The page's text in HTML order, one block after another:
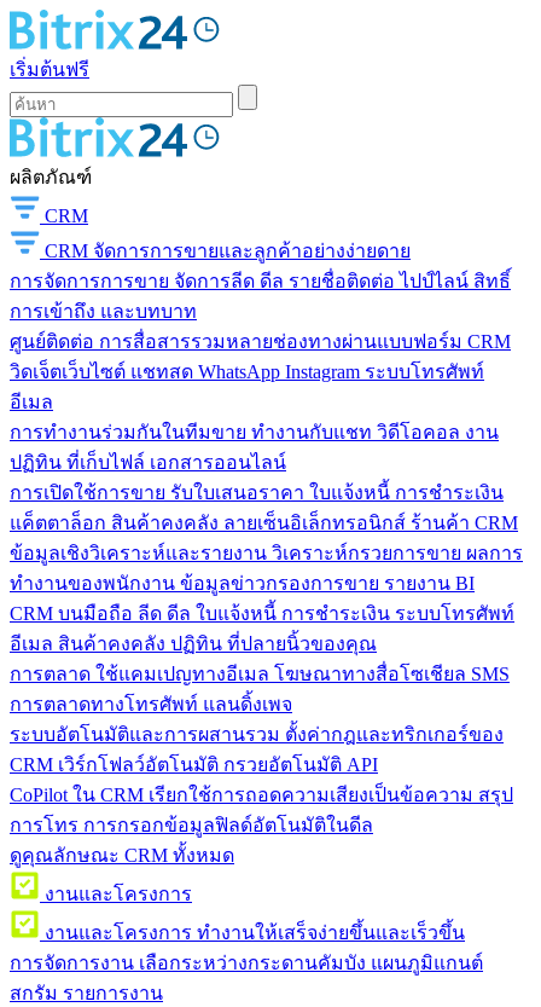
เริ่มต้นฟรี
ผลิตภัณฑ์
CRM
CRM จัดการการขายและลูกค้าอย่างง่ายดาย
การจัดการการขาย จัดการลีด ดีล รายชื่อติดต่อ ไปป์ไลน์ สิทธิ์
การเข้าถึง และบทบาท
ศูนย์ติดต่อ การสื่อสารรวมหลายช่องทางผ่านแบบฟอร์ม CRM
วิดเจ็ตเว็บไซต์ แชทสด WhatsApp Instagram ระบบโทรศัพท์
อีเมล
การทำงานร่วมกันในทีมขาย ทำงานกับแชท วิดีโอคอล งาน
ปฏิทิน ที่เก็บไฟล์ เอกสารออนไลน์
การเปิดใช้การขาย รับใบเสนอราคา ใบแจ้งหนี้ การชำระเงิน
แค็ตตาล็อก สินค้าคงคลัง ลายเซ็นอิเล็กทรอนิกส์ ร้านค้า CRM
ข้อมูลเชิงวิเคราะห์และรายงาน วิเคราะห์กรวยการขาย ผลการ
ทำงานของพนักงาน ข้อมูลข่าวกรองการขาย รายงาน BI
CRM บนมือถือ ลีด ดีล ใบแจ้งหนี้ การชำระเงิน ระบบโทรศัพท์
อีเมล สินค้าคงคลัง ปฏิทิน ที่ปลายนิ้วของคุณ
การตลาด ใช้แคมเปญทางอีเมล โฆษณาทางสื่อโซเชียล SMS
การตลาดทางโทรศัพท์ แลนดิ้งเพจ
ระบบอัตโนมัติและการผสานรวม ตั้งค่ากฎและทริกเกอร์ของ
CRM เวิร์กโฟลว์อัตโนมัติ กรวยอัตโนมัติ API
CoPilot ใน CRM เรียกใช้การถอดความเสียงเป็นข้อความ สรุป
การโทร การกรอกข้อมูลฟิลด์อัตโนมัติในดีล
ดูคุณลักษณะ CRM ทั้งหมด
งานและโครงการ
งานและโครงการ ทำงานให้เสร็จง่ายขึ้นและเร็วขึ้น
การจัดการงาน เลือกระหว่างกระดานคัมบัง แผนภูมิแกนต์
สกรัม รายการงาน